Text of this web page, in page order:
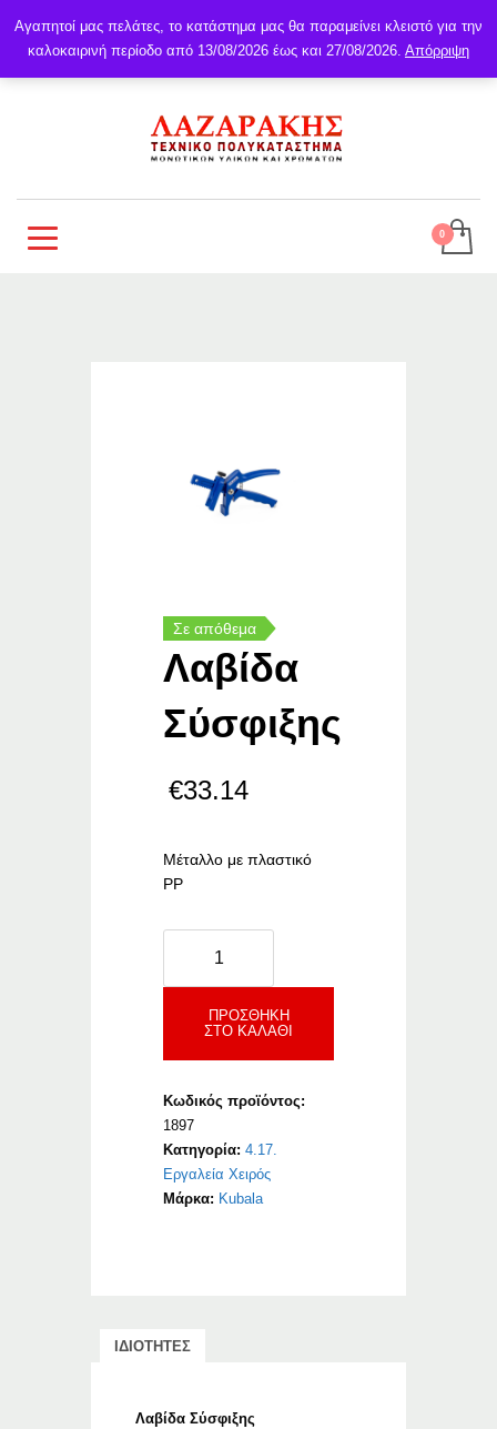
Σε απόθεμα
Λαβίδα
Σύσφιξης
€33.14
Μέταλλο με πλαστικό
PP
Σύσφιξης
ποσότητα
ΠΡΟΣΘΉΚΗ
ΣΤΟ ΚΑΛΆΘΙ
Κωδικός προϊόντος:
1897
Κατηγορία:4.17.
Εργαλεία Χειρός
Μάρκα: Kubala
ΙΔΙΟΤΗΤΕΣ
Λαβίδα Σύσφιξης
Αγαπητοί μας πελάτες, το κατάστημα μας θα παραμείνει κλειστό για την
καλοκαιρινή περίοδο από 13/08/2026 έως και 27/08/2026. Απόρριψη